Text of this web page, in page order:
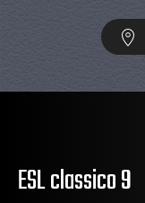
ESL classico 9